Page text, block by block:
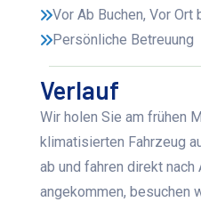
Vor Ab Buchen, Vor Ort
Persönliche Betreuung
Verlauf
Wir holen Sie am frühen
klimatisierten Fahrzeug
ab und fahren direkt nach
angekommen, besuchen